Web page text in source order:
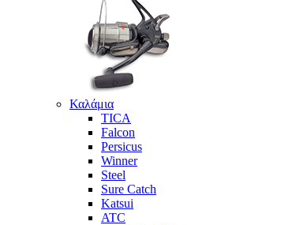
Καλάμια
TICA
Falcon
Persicus
Winner
Steel
Sure Catch
Katsui
ATC